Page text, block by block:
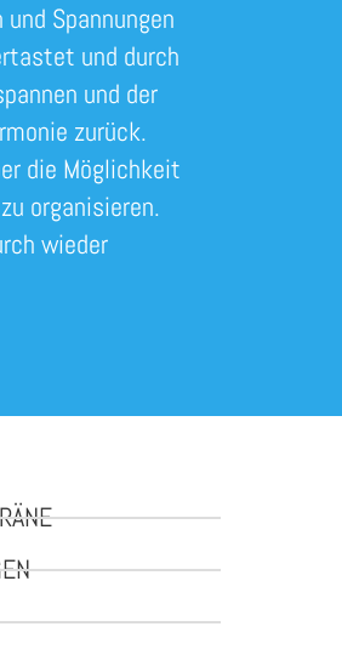
Spannungen
und durch
und der
zurück.
die Möglichkeit
organisieren.
wieder